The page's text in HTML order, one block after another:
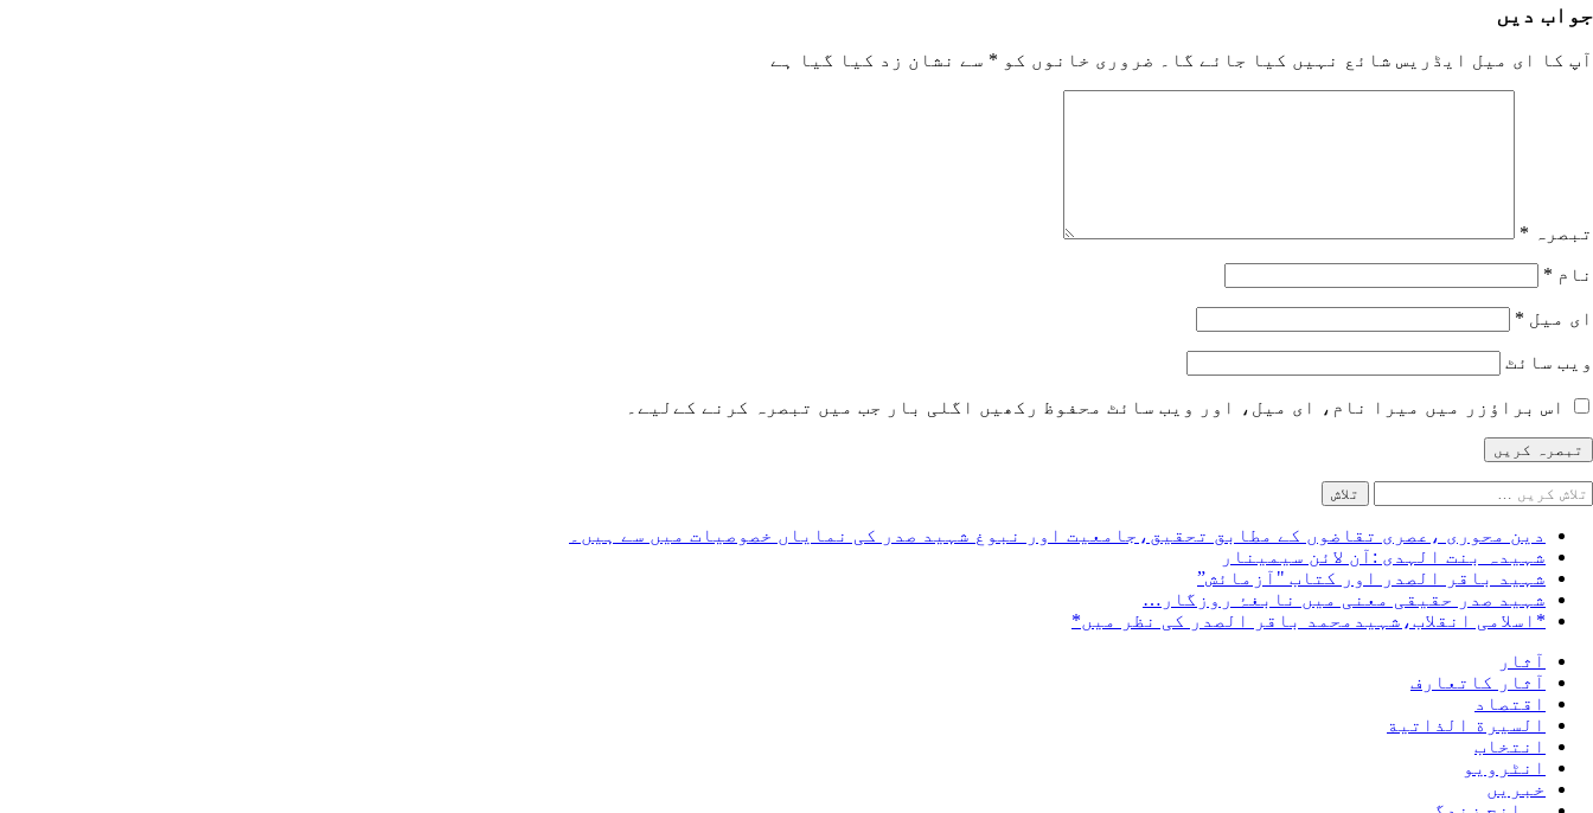
جواب دیں
آپ کا ای میل ایڈریس شائع نہیں کیا جائے گا۔ ضروری خانوں کو * سے نشان زد کیا گیا ہے
تبصرہ *
نام *
ای میل *
ویب‌ سائٹ
اس براؤزر میں میرا نام، ای میل، اور ویب سائٹ محفوظ رکھیں اگلی بار جب میں تبصرہ کرنے کےلیے۔
تلاش
کریں
برائے:دین محوری ،عصری تقاضوں کے مطابق تحقیق،جامعیت اور نبوغ شہید صدر کی نمایاں خصوصیات میں سے ہیں۔
شہیدہ بنت الہدی :آن لائن سیمینار
شہید باقر الصدر اور کتاب "آزمائش”
شہید صدر حقیقی معنی میں نابغۂ روزگار…
*اسلامی انقلاب،شہیدمحمد باقر الصدر کی نظر میں*
آثار
آثار کاتعارف
اقتصاد
السيرة الذاتية
انتخاب
انٹرویو
خبریں